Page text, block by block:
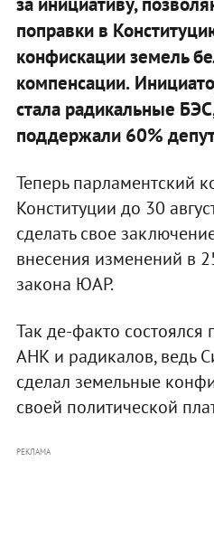
поправки в
конфискации земель
компенсации.
стала радикальные
поддержали 60%
Теперь парламентский
Конституции до 30
сделать свое
внесения изменений в
закона ЮАР.
Так де-факто состоялся
АНК и радикалов, ведь
сделал земельные
своей политической
РЕКЛАМА